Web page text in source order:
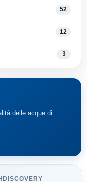
52
12
3
4
delle acque di